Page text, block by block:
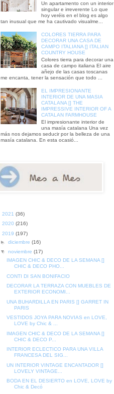
Un apartamento con un interior
singular e irreverente Lo que
hoy veréis en el blog es algo
tan inusual que me ha cautivado visualme...
COLORES TIERRA PARA
DECORAR UNA CASA DE
CAMPO ITALIANA [] ITALIAN
COUNTRY HOUSE
Colores tierra para decorar una
casa de campo italiana El aire
añejo de las casas toscanas
me encanta, tener la sensación que todo ...
EL IMPRESIONANTE
INTERIOR DE UNA MASIA
CATALANA [] THE
IMPRESSIVE INTERIOR OF A
CATALAN FARMHOUSE
El impresionante interior de
una masía catalana Una vez
más nos dejamos seducir por la belleza de una
masía catalana. En esta ocasió...
2021 (36)
2020 (216)
2019 (197)
► diciembre (16)
▼ noviembre (17)
IMAGEN CHIC & DECO DE LA SEMANA []
CHIC & DECO PHO...
CONTI DI SAN BONIFACIO
DECORAR LA TERRAZA CON MUEBLES DE
EXTERIOR ECONOMI...
UNA BUHARDILLA EN PARIS [] GARRET IN
PARIS
VESTIDOS JOYA PARA NOVIAS en LOVE,
LOVE by Chic & ...
IMAGEN CHIC & DECO DE LA SEMANA []
CHIC & DECO P...
INTERIOR ECLECTICO PARA UNA VILLA
FRANCESA DEL SIG...
UN INTERIOR VINTAGE ENCANTADOR []
LOVELY VINTAGE...
BODA EN EL DESIERTO en LOVE, LOVE by
Chic & Decó